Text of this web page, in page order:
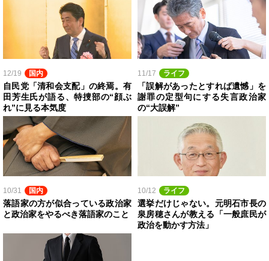
12/19 国内
自民党「清和会支配」の終焉。有
田芳生氏が語る、特捜部の“顔ぶ
れ”に見る本気度
11/17 ライフ
「誤解があったとすれば遺憾」を
謝罪の定型句にする失言政治家
の“大誤解”
10/31 国内
落語家の方が似合っている政治家
と政治家をやるべき落語家のこと
10/12 ライフ
選挙だけじゃない。元明石市長の
泉房穂さんが教える「一般庶民が
政治を動かす方法」